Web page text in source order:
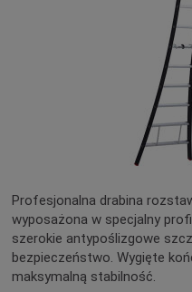
Profesjonalna drabina
wyposażona w specjalny
szerokie antypoślizgowe
bezpieczeństwo. Wygięte
maksymalną stabilność.